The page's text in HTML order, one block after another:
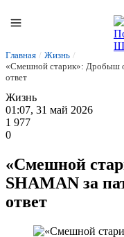
Главная / Жизнь /
«Смешной старик»: Дробыш
ответ
Жизнь
01:07, 31 май 2026
1 977
0
«Смешной
SHAMAN за
ответ